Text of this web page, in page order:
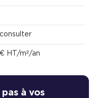
€ HT/m²/an
à vos